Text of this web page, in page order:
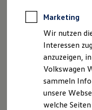
Software,
VW
VW
VW
VW
Connect
Fleet
Hinweis gemäß § 36
„Wir sind zur
verpflichtet.“
Marketing
Wir nutzen
Interessen
anzuzeigen,
Volkswagen
sammeln
unsere
welche